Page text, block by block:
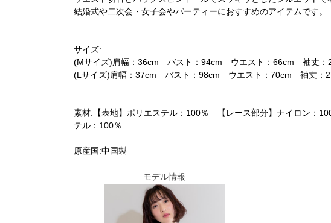
結婚式や二次会・女子会やパーティーにおすすめのアイテムです。
サイズ:
(Mサイズ)肩幅：36cm バスト：94cm ウエスト：66cm 袖丈
(Lサイズ)肩幅：37cm バスト：98cm ウエスト：70cm 袖丈：
素材:【表地】ポリエステル：100％ 【レース部分】ナイロン：
テル：100％
原産国:中国製
モデル情報